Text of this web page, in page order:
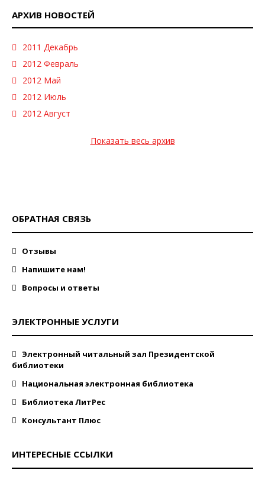
АРХИВ НОВОСТЕЙ
2011 Декабрь
2012 Февраль
2012 Май
2012 Июль
2012 Август
Показать весь архив
ОБРАТНАЯ СВЯЗЬ
Отзывы
Напишите нам!
Вопросы и ответы
ЭЛЕКТРОННЫЕ УСЛУГИ
Электронный читальный зал Президентской
библиотеки
Национальная электронная библиотека
Библиотека ЛитРес
Консультант Плюс
ИНТЕРЕСНЫЕ ССЫЛКИ